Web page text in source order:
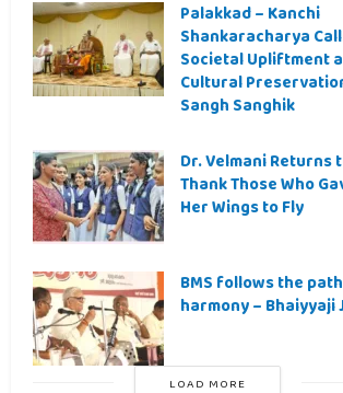
Palakkad – Kanchi
Shankaracharya
Societal Upliftment
Cultural
Sangh Sanghik
Dr. Velmani Returns
Thank Those Who
Her Wings to Fly
BMS follows the
harmony – Bhaiyyaji
LOAD MORE